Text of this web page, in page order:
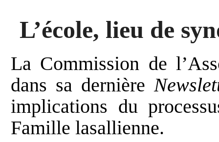
L’école, lieu de
La Commission de
dans sa dernière
implications du
Famille lasallienne.